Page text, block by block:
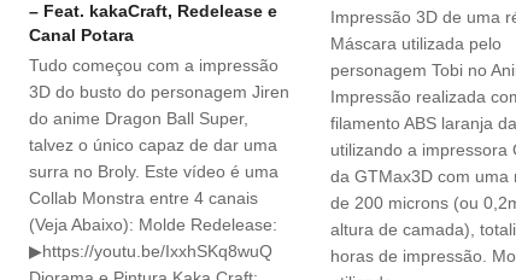
– Feat. kakaCraft, Redelease e
Canal Potara
Tudo começou com a impressão
3D do busto do personagem Jiren
do anime Dragon Ball Super,
talvez o único capaz de dar uma
surra no Broly. Este vídeo é uma
Collab Monstra entre 4 canais
(Veja Abaixo): Molde Redelease:
▶https://youtu.be/IxxhSKq8wuQ
Impressão 3D de uma
Máscara utilizada pelo
personagem Tobi no
Impressão realizada
filamento ABS laranja
utilizando a impressora
da GTMax3D com uma
de 200 microns (ou
altura de camada),
horas de impressão.